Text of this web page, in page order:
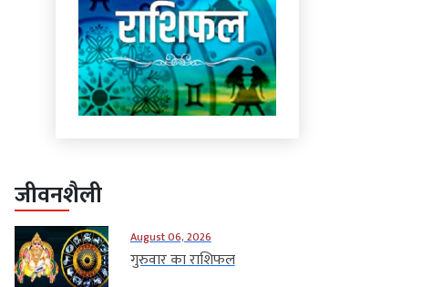
जीवनशैली
August 06, 2026
गुरुवार का राशिफल